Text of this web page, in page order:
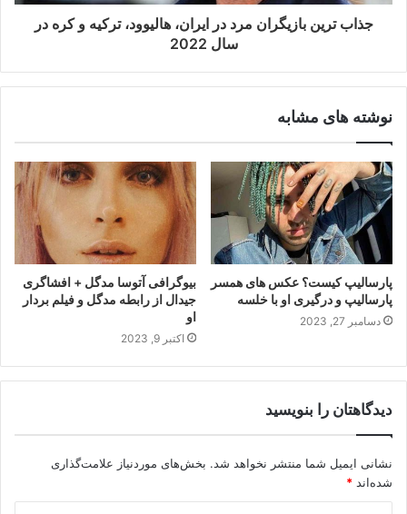
جذاب ترین بازیگران مرد در ایران، هالیوود، ترکیه و کره در
سال 2022
نوشته های مشابه
پارسالیپ کیست؟ عکس های همسر
پارسالیپ و درگیری او با خلسه
دسامبر 27, 2023
بیوگرافی آتوسا مدگل + افشاگری
جیدال از رابطه مدگل و فیلم بردار
او
اکتبر 9, 2023
دیدگاهتان را بنویسید
نشانی ایمیل شما منتشر نخواهد شد. بخش‌های موردنیاز علامت‌گذاری
شده‌اند *